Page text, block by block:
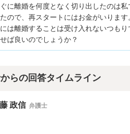
に離婚を何度となく切り出したのは
ので、再スタートにはお金がいりま
は離婚することは受け入れないつも
ば良いのでしょうか？
らの回答タイムライン
政信 弁護士